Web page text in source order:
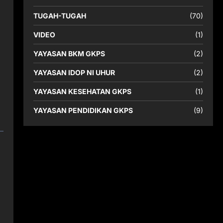
TUGAH-TUGAH (70)
VIDEO (1)
YAYASAN BKM GKPS (2)
YAYASAN IDOP NI UHUR (2)
YAYASAN KESEHATAN GKPS (1)
YAYASAN PENDIDIKAN GKPS (9)